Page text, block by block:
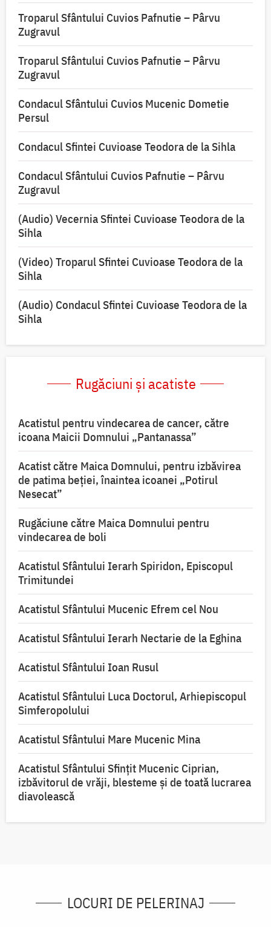
Troparul Sfântului Cuvios Pafnutie – Pârvu
Zugravul
Troparul Sfântului Cuvios Pafnutie – Pârvu
Zugravul
Condacul Sfântului Cuvios Mucenic Dometie
Persul
Condacul Sfintei Cuvioase Teodora de la Sihla
Condacul Sfântului Cuvios Pafnutie – Pârvu
Zugravul
(Audio) Vecernia Sfintei Cuvioase Teodora de la
Sihla
(Video) Troparul Sfintei Cuvioase Teodora de la
Sihla
(Audio) Condacul Sfintei Cuvioase Teodora de la
Sihla
Rugăciuni și acatiste
Acatistul pentru vindecarea de cancer, către
icoana Maicii Domnului „Pantanassa”
Acatist către Maica Domnului, pentru izbăvirea
de patima beției, înaintea icoanei „Potirul
Nesecat”
Rugăciune către Maica Domnului pentru
vindecarea de boli
Acatistul Sfântului Ierarh Spiridon, Episcopul
Trimitundei
Acatistul Sfântului Mucenic Efrem cel Nou
Acatistul Sfântului Ierarh Nectarie de la Eghina
Acatistul Sfântului Ioan Rusul
Acatistul Sfântului Luca Doctorul, Arhiepiscopul
Simferopolului
Acatistul Sfântului Mare Mucenic Mina
Acatistul Sfântului Sfințit Mucenic Ciprian,
izbăvitorul de vrăji, blesteme și de toată lucrarea
diavolească
LOCURI DE PELERINAJ